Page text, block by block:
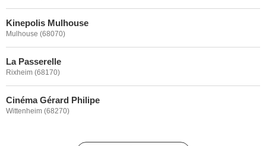
Kinepolis Mulhouse
Mulhouse (68070)
La Passerelle
Rixheim (68170)
Cinéma Gérard Philipe
Wittenheim (68270)